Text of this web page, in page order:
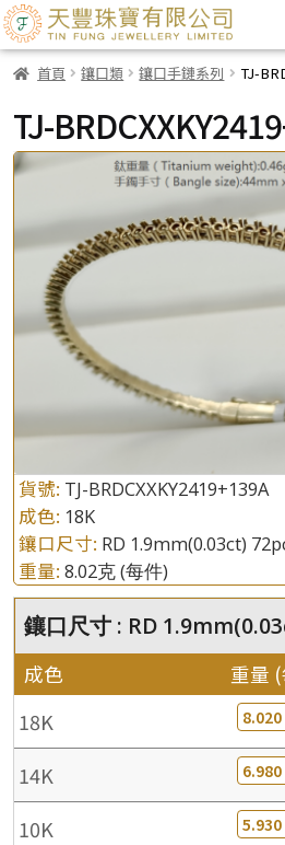
首頁 鑲口類 鑲口手鏈系列 TJ-
TJ-
貨號: TJ-BRDCXXKY2419+139A
成色: 18K
鑲口尺寸: RD 1.9mm(0.03ct)
重量: 8.02克(每件)
鑲口尺寸 : RD
成色 重量
18K 8.020
14K 6.980
10K 5.930